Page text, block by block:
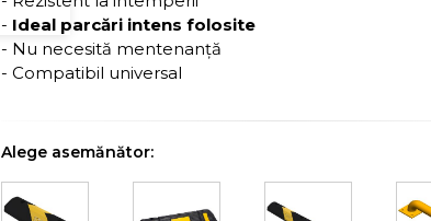
- Ideal parcări intens folosite
- Nu necesită mentenanță
- Compatibil universal
Alege asemănător: